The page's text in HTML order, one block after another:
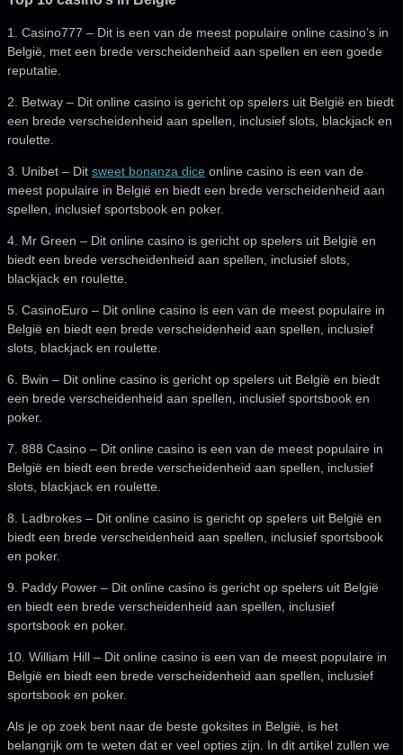
1. Casino777 – Dit is een van de meest populaire online casino’s in
België, met een brede verscheidenheid aan spellen en een goede
reputatie.
2. Betway – Dit online casino is gericht op spelers uit België en biedt
een brede verscheidenheid aan spellen, inclusief slots, blackjack en
roulette.
3. Unibet – Dit sweet bonanza dice online casino is een van de
meest populaire in België en biedt een brede verscheidenheid aan
spellen, inclusief sportsbook en poker.
4. Mr Green – Dit online casino is gericht op spelers uit België en
biedt een brede verscheidenheid aan spellen, inclusief slots,
blackjack en roulette.
5. CasinoEuro – Dit online casino is een van de meest populaire in
België en biedt een brede verscheidenheid aan spellen, inclusief
slots, blackjack en roulette.
6. Bwin – Dit online casino is gericht op spelers uit België en biedt
een brede verscheidenheid aan spellen, inclusief sportsbook en
poker.
7. 888 Casino – Dit online casino is een van de meest populaire in
België en biedt een brede verscheidenheid aan spellen, inclusief
slots, blackjack en roulette.
8. Ladbrokes – Dit online casino is gericht op spelers uit België en
biedt een brede verscheidenheid aan spellen, inclusief sportsbook
en poker.
9. Paddy Power – Dit online casino is gericht op spelers uit België
en biedt een brede verscheidenheid aan spellen, inclusief
sportsbook en poker.
10. William Hill – Dit online casino is een van de meest populaire in
België en biedt een brede verscheidenheid aan spellen, inclusief
sportsbook en poker.
Als je op zoek bent naar de beste goksites in België, is het
belangrijk om te weten dat er veel opties zijn. In dit artikel zullen we